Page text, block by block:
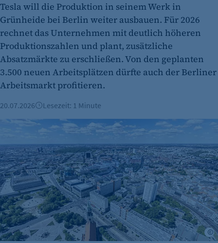
Tesla will die Produktion in seinem Werk in
Grünheide bei Berlin weiter ausbauen. Für 2026
rechnet das Unternehmen mit deutlich höheren
Produktionszahlen und plant, zusätzliche
Absatzmärkte zu erschließen. Von den geplanten
3.500 neuen Arbeitsplätzen dürfte auch der Berliner
Arbeitsmarkt profitieren.
20.07.2026 Lesezeit: 1 Minute
Investitionsrekord: 1,4 Milliarden Euro für den